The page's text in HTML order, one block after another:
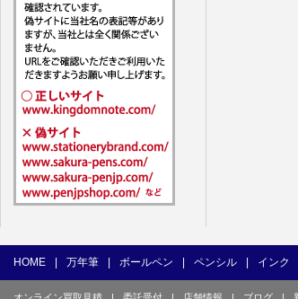
HOME 万年筆 ボールペン ペンシル インク